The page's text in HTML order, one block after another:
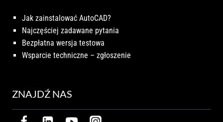
Jak zainstalować AutoCAD?
Najczęściej zadawane pytania
Bezpłatna wersja testowa
Wsparcie techniczne – zgłoszenie
ZNAJDŹ NAS